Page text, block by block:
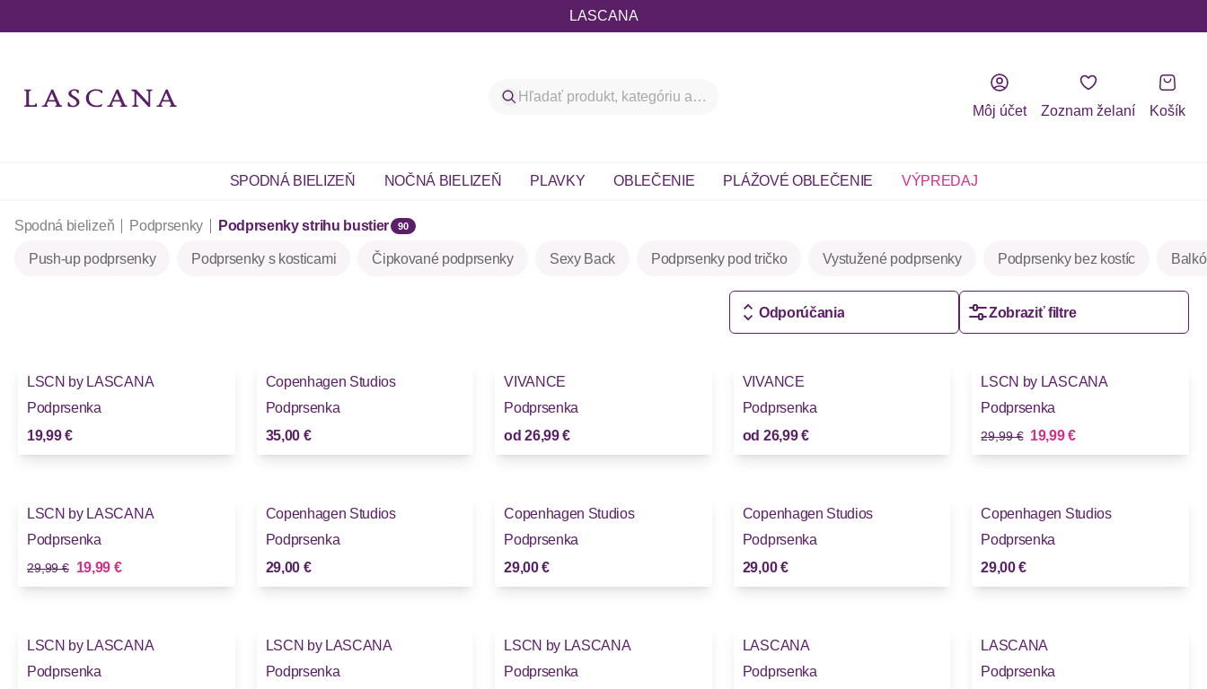
LASCANA
Môj účet Zoznam želaní Košík
SPODNÁ BIELIZEŇ NOČNÁ BIELIZEŇ PLAVKY OBLEČENIE PLÁŽOVÉ OBLEČENIE VÝPREDAJ
Spodná bielizeň Podprsenky Podprsenky strihu bustier 90
Push-up podprsenky Podprsenky s kosticami Čipkované podprsenky Sexy Back Podprsenky pod tričko Vystužené podprsenky Podprsenky bez kostíc
Odporúčania Zobraziť filtre
LSCN by LASCANA
Podprsenka
19,99 €
Novinky
Copenhagen Studios
Podprsenka
35,00 €
Novinky
VIVANCE
Podprsenka
od 26,99 €
Novinky
VIVANCE
Podprsenka
od 26,99 €
LSCN by LASCANA
Podprsenka
Stará cena
29,99 € Nová cena
19,99 €
LSCN by LASCANA
Podprsenka
Stará cena
29,99 € Nová cena
19,99 €
Novinky
Copenhagen Studios
Podprsenka
29,00 €
Copenhagen Studios
Podprsenka
29,00 €
Copenhagen Studios
Podprsenka
29,00 €
Novinky
Copenhagen Studios
Podprsenka
29,00 €
LSCN by LASCANA
Podprsenka
LSCN by LASCANA
Podprsenka
LSCN by LASCANA
Podprsenka
LASCANA
Podprsenka
LASCANA
Podprsenka